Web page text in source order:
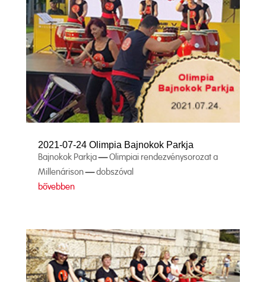
2021-07-24 Olimpia Bajnokok Parkja
Bajnokok Parkja – Olimpiai rendezvénysorozat a
Millenárison – dobszóval
bővebben